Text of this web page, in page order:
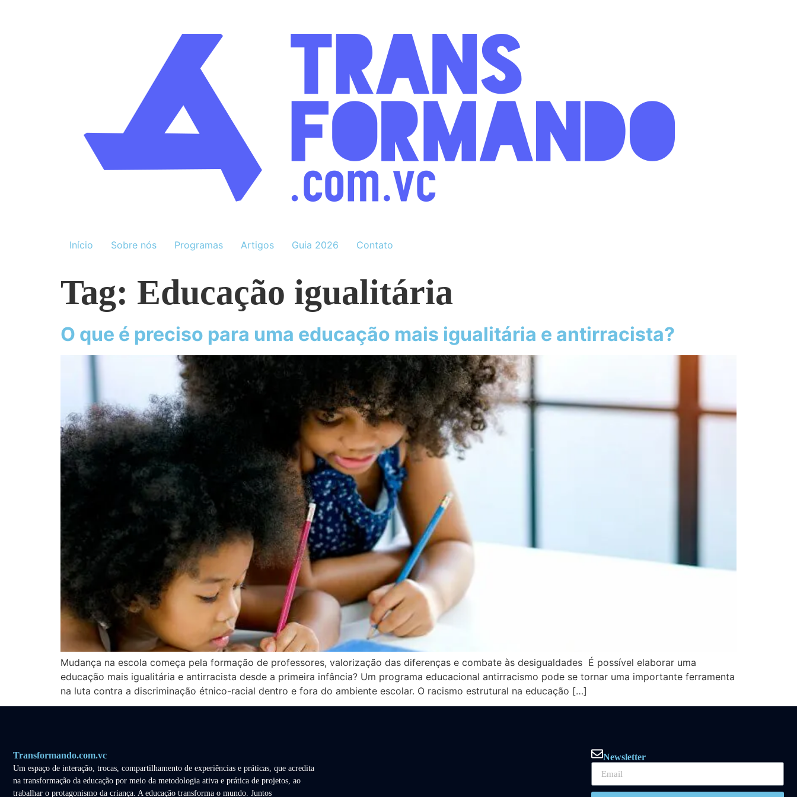
Início Sobre nós Programas Artigos Guia 2026 Contato
Tag: Educação igualitária
O que é preciso para uma educação mais igualitária e antirracista?
Mudança na escola começa pela formação de professores, valorização das diferenças e combate às desigualdades É possível elaborar uma
educação mais igualitária e antirracista desde a primeira infância? Um programa educacional antirracismo pode se tornar uma importante ferramenta
na luta contra a discriminação étnico-racial dentro e fora do ambiente escolar. O racismo estrutural na educação […]
Transformando.com.vc
Um espaço de interação, trocas, compartilhamento de experiências e práticas, que acredita
na transformação da educação por meio da metodologia ativa e prática de projetos, ao
trabalhar o protagonismo da criança. A educação transforma o mundo. Juntos
Newsletter